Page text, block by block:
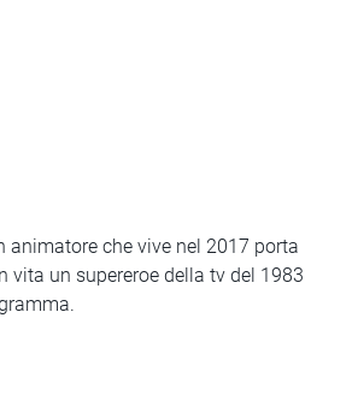
animatore che vive nel 2017 porta
vita un supereroe della tv del 1983